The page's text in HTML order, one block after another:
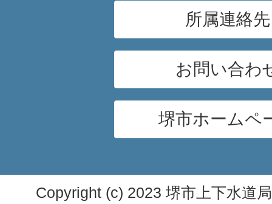
所属連絡先
お問い合わ
堺市ホームペ
Copyright (c) 2023 堺市上下水道